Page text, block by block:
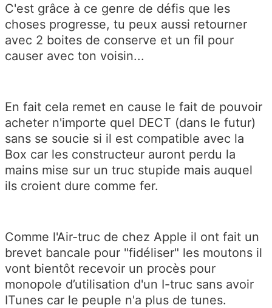
C'est grâce à ce genre de défis que les
choses progresse, tu peux aussi retourner
avec 2 boites de conserve et un fil pour
causer avec ton voisin...
En fait cela remet en cause le fait de pouvoir
acheter n'importe quel DECT (dans le futur)
sans se soucie si il est compatible avec la
Box car les constructeur auront perdu la
mains mise sur un truc stupide mais auquel
ils croient dure comme fer.
Comme l'Air-truc de chez Apple il ont fait un
brevet bancale pour "fidéliser" les moutons il
vont bientôt recevoir un procès pour
monopole d’utilisation d'un I-truc sans avoir
ITunes car le peuple n'a plus de tunes.